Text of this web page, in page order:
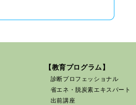
【教育プログラム】
診断プロフェッショナル
省エネ・脱炭素エキスパート
出前講座